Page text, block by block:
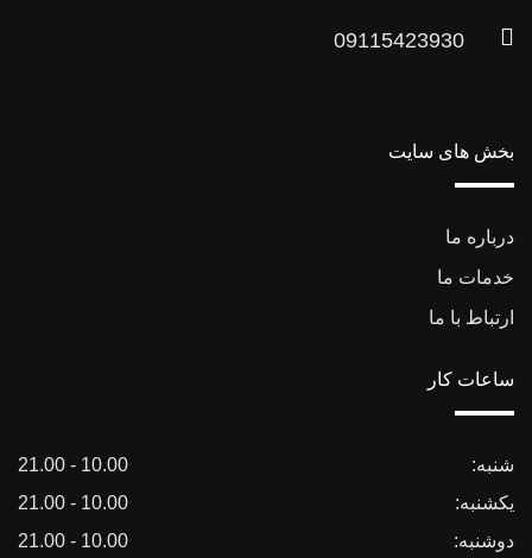
09115423930
بخش های سایت
درباره ما
خدمات ما
ارتباط با ما
ساعات کار
شنبه:
10.00 - 21.00
یکشنبه:
10.00 - 21.00
دوشنبه:
10.00 - 21.00